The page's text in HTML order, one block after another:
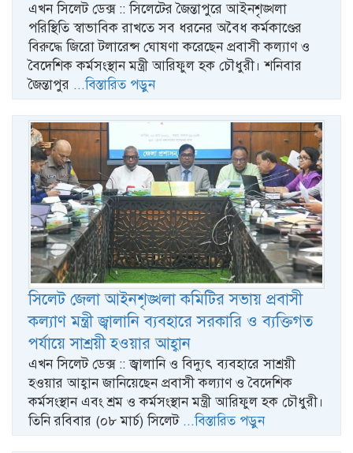
এখন সিলেট ডেক্স :: সিলেটের জৈন্তাপুরে আইনশৃঙ্খলা
পরিস্থিতি স্বাভাবিক রাখতে সব ধরনের অবৈধ কর্মকাণ্ডের
বিরুদ্ধে জিরো টলারেন্স ঘোষণা করেছেন প্রবাসী কল্যাণ ও
বৈদেশিক কর্মসংস্থান মন্ত্রী আরিফুল হক চৌধুরী। শনিবার
জৈন্তাপুর ...বিস্তারিত পড়ুন
সিলেট জেলা আইনশৃঙ্খলা কমিটির সভায় প্রবাসী
কল্যাণ মন্ত্রী জ্বালানি ব্যবহারে সরকারি ও ব্যক্তিগত
পর্যায়ে সাশ্রয়ী হওয়ার আহ্বান
এখন সিলেট ডেক্স :: জ্বালানি ও বিদ্যুৎ ব্যবহারে সাশ্রয়ী
হওয়ার আহ্বান জানিয়েছেন প্রবাসী কল্যাণ ও বৈদেশিক
কর্মসংস্থান এবং শ্রম ও কর্মসংস্থান মন্ত্রী আরিফুল হক চৌধুরী।
তিনি রবিবার (০৮ মার্চ) সিলেট ...বিস্তারিত পড়ুন